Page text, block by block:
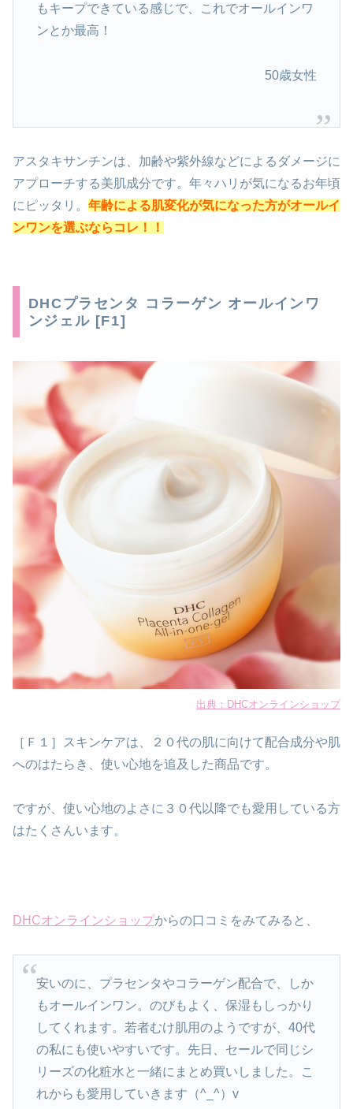
もキープできている感じで、これでオールインワ
ンとか最高！
50歳女性
アスタキサンチンは、加齢や紫外線などによるダメージに
アプローチする美肌成分です。年々ハリが気になるお年頃
にピッタリ。 年齢による肌変化が気になった方がオールイ
ンワンを選ぶならコレ！！
DHCプラセンタ コラーゲン オールインワ
ンジェル [F1]
出典：DHCオンラインショップ
［Ｆ１］スキンケアは、２０代の肌に向けて配合成分や肌
へのはたらき、使い心地を追及した商品です。
ですが、使い心地のよさに３０代以降でも愛用している方
はたくさんいます。
DHCオンラインショップからの口コミをみてみると、
安いのに、プラセンタやコラーゲン配合で、しか
もオールインワン。のびもよく、保湿もしっかり
してくれます。若者むけ肌用のようですが、40代
の私にも使いやすいです。先日、セールで同じシ
リーズの化粧水と一緒にまとめ買いしました。こ
れからも愛用していきます（^_^）v